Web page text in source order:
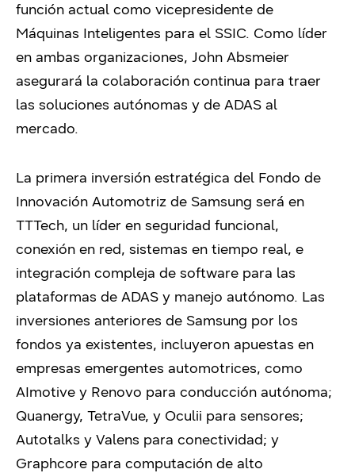
función actual como vicepresidente de
Máquinas Inteligentes para el SSIC. Como líder
en ambas organizaciones, John Absmeier
asegurará la colaboración continua para traer
las soluciones autónomas y de ADAS al
mercado.
La primera inversión estratégica del Fondo de
Innovación Automotriz de Samsung será en
TTTech, un líder en seguridad funcional,
conexión en red, sistemas en tiempo real, e
integración compleja de software para las
plataformas de ADAS y manejo autónomo. Las
inversiones anteriores de Samsung por los
fondos ya existentes, incluyeron apuestas en
empresas emergentes automotrices, como
AImotive y Renovo para conducción autónoma;
Quanergy, TetraVue, y Oculii para sensores;
Autotalks y Valens para conectividad; y
Graphcore para computación de alto